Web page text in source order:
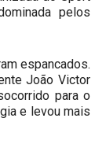
pelos
espancados.
João Victor
para o
e levou mais